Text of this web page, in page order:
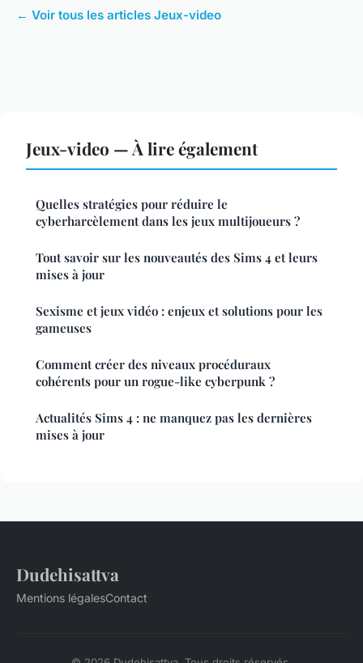
← Voir tous les articles Jeux-video
Jeux-video — À lire également
Quelles stratégies pour réduire le
cyberharcèlement dans les jeux multijoueurs ?
Tout savoir sur les nouveautés des Sims 4 et leurs
mises à jour
Sexisme et jeux vidéo : enjeux et solutions pour les
gameuses
Comment créer des niveaux procéduraux
cohérents pour un rogue-like cyberpunk ?
Actualités Sims 4 : ne manquez pas les dernières
mises à jour
Dudehisattva
Mentions légalesContact